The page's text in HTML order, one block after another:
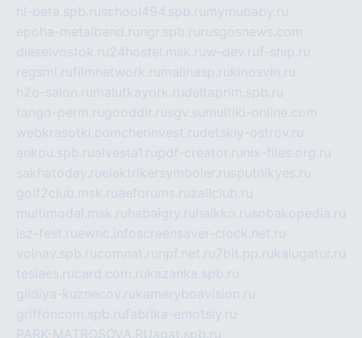
hl-beta.spb.ruschool494.spb.ru mymubaby.ru
epoha-metalband.ru ngr.spb.ru rusgosnews.com
dieselvostok.ru24hostel.msk.ruw-dev.ruf-ship.ru
regsmi.rufilmnetwork.ru malinasp.rukinosvin.ru
h2o-salon.ru malutkayork.rudeltaprim.spb.ru
tango-perm.rugooddir.rusgv.su multiki-online.com
webkrasotki.comcherinvest.rudetskiy-ostrov.ru
ankou.spb.rualvesta1.rupdf-creator.ru nix-files.org.ru
sakhatoday.ruelektrikersymboler.rusputnikyes.ru
golf2club.msk.ruaeforums.ruzallclub.ru
multimodal.msk.ru habaigry.ru haikko.rusobakopedia.ru
isz-fest.ruewnc.infoscreensaver-clock.net.ru
volnav.spb.rucomnat.ru npf.net.ru 7bit.pp.rukalugatur.ru
tesiaes.rucard.com.rukazanka.spb.ru
gildiya-kuznecov.rukameryboavision.ru
griffoncom.spb.rufabrika-emotsiy.ru
PARK-MATROSOVA.RUagat.spb.ru